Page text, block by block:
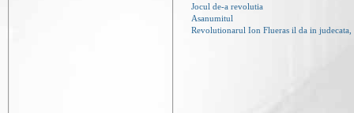
Jocul de-a revolutia
Asanumitul
Revolutionarul Ion Flueras il da in